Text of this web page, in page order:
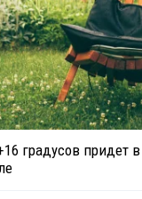
градусов придет